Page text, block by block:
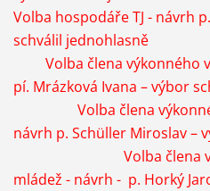
Volba hospodáře TJ - návrh
schválil
Volba člena výkonného
pí. Mrázková Ivana –
Volba člena
návrh p. Schüller Miroslav –
Volba člena
mládež - návrh - p. Horký